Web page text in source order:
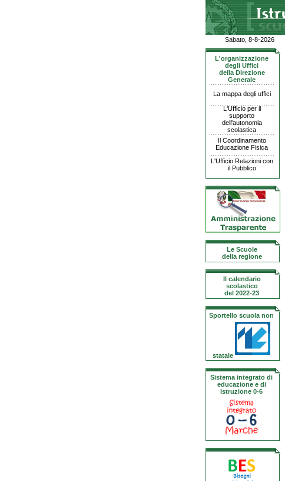
Sabato, 8-8-2026
L'organizzazione
degli Uffici
della Direzione
Generale
La mappa degli uffici
L'Ufficio per il
supporto
dell'autonomia
scolastica
Il Coordinamento
Educazione Fisica
L'Ufficio Relazioni con
il Pubblico
Le Scuole
della regione
Il calendario
scolastico
del 2022-23
Sportello scuola non
statale
Sistema integrato di
educazione e di
istruzione 0-6